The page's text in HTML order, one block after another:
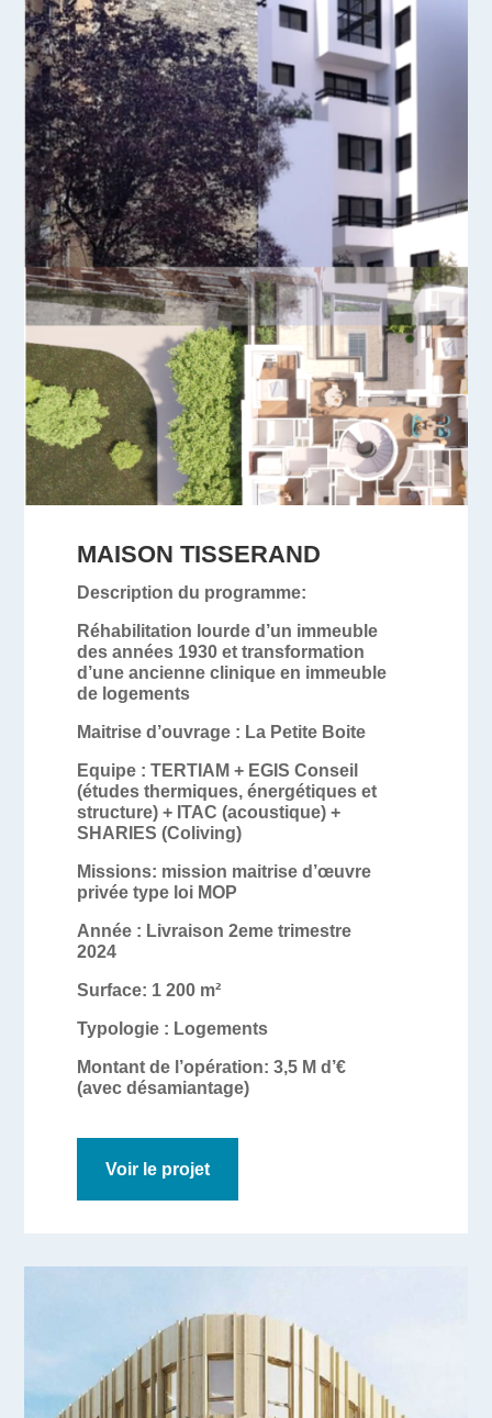
MAISON TISSERAND
Description du programme:
Réhabilitation lourde d’un immeuble
des années 1930 et transformation
d’une ancienne clinique en immeuble
de logements
Maitrise d’ouvrage : La Petite Boite
Equipe : TERTIAM + EGIS Conseil
(études thermiques, énergétiques et
structure) + ITAC (acoustique) +
SHARIES (Coliving)
Missions: mission maitrise d’œuvre
privée type loi MOP
Année : Livraison 2eme trimestre
2024
Surface: 1 200 m²
Typologie : Logements
Montant de l’opération:3,5 M d’€
(avec désamiantage)
Voir le projet